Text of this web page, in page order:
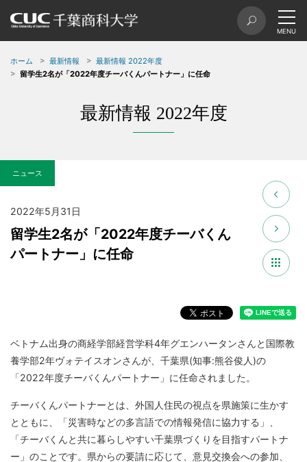
ホーム 最新情報
最新情報 2022年度
留学生2名が「2022年度チーバくんパートナー」に任命
最新情報 2022年度
ニュース
2022年5月31日
留学生2名が「2022年度チーバくん
パートナー」に任命
ベトナム出身の商経学部経営学科4年グエンハータンさんと国際教
養学部2年ヴォテイスオンさんが、千葉県(知事:熊谷俊人)の
「2022年度チーバくんパートナー」に任命されました。
チーバくんパートナーとは、外国人住民の視点を県施策に生かす
とともに、「災害時などの多言語での情報発信に協力する」、
「チーバくんと共に暮らしやすい千葉県づくりを目指すパートナ
ー」のことです。県からの要請に応じて、意見交換会への参加、